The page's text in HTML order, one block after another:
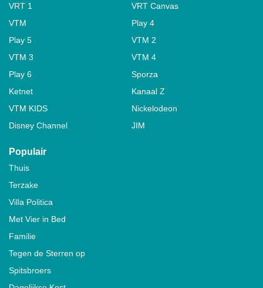
VRT 1
VRT Canvas
VTM
Play 4
Play 5
VTM 2
VTM 3
VTM 4
Play 6
Sporza
Ketnet
Kanaal Z
VTM KIDS
Nickelodeon
Disney Channel
JIM
Populair
Thuis
Terzake
Villa Politica
Met Vier in Bed
Familie
Tegen de Sterren op
Spitsbroers